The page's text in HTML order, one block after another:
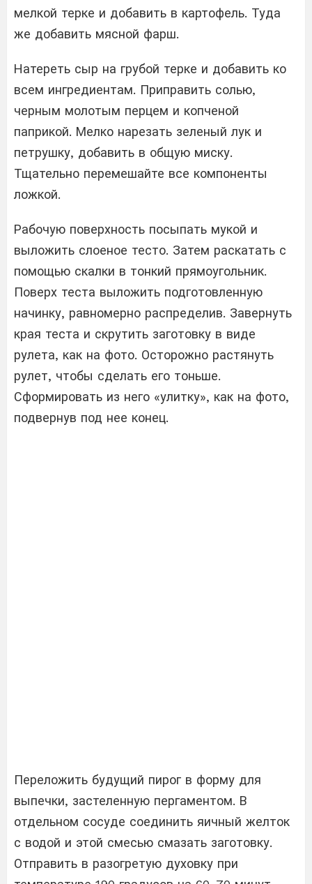
мелкой терке и добавить в картофель. Туда
же добавить мясной фарш.
Натереть сыр на грубой терке и добавить ко
всем ингредиентам. Приправить солью,
черным молотым перцем и копченой
паприкой. Мелко нарезать зеленый лук и
петрушку, добавить в общую миску.
Тщательно перемешайте все компоненты
ложкой.
Рабочую поверхность посыпать мукой и
выложить слоеное тесто. Затем раскатать с
помощью скалки в тонкий прямоугольник.
Поверх теста выложить подготовленную
начинку, равномерно распределив. Завернуть
края теста и скрутить заготовку в виде
рулета, как на фото. Осторожно растянуть
рулет, чтобы сделать его тоньше.
Сформировать из него «улитку», как на фото,
подвернув под нее конец.
Переложить будущий пирог в форму для
выпечки, застеленную пергаментом. В
отдельном сосуде соединить яичный желток
с водой и этой смесью смазать заготовку.
Отправить в разогретую духовку при